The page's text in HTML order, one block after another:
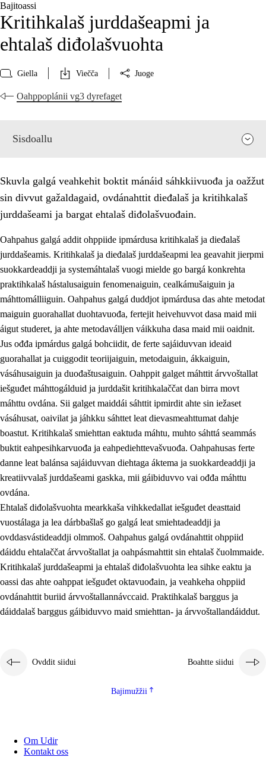
Bajitoassi
Kritihkalaš jurddašeapmi ja
ehtalaš diđolašvuohta
Giella Viečča Juoge
Oahppoplánii vg3 dyrefaget
Sisdoallu
1. Oahpahusa árvovuođđu
1.1 Olmmošárvu
1.2 Identitehta ja kultuvrralaš girjáivuohta
1.3 Kritihkalaš jurddašeapmi ja ehtalaš diđolašvuohta
1.4 Hutkanillu, beroštupmi ja suokkardanhuovva
1.5 Luondduákten ja birasdiđolašvuohta
1.6 Demokratiija ja mielváikkuheapmi
Skuvla galgá veahkehit boktit mánáid sáhkkiivuođa ja oažžut
sin divvut gažaldagaid, ovdánahttit dieđalaš ja kritihkalaš
jurddašeami ja bargat ehtalaš diđolašvuođain.
Oahpahus galgá addit ohppiide ipmárdusa kritihkalaš ja dieđalaš
jurddašeamis. Kritihkalaš ja dieđalaš jurddašeapmi lea geavahit jierpmi
suokkardeaddji ja systemáhtalaš vuogi mielde go bargá konkrehta
praktihkalaš hástalusaiguin fenomenaiguin, cealkámušaiguin ja
máhttomálliiguin. Oahpahus galgá duddjot ipmárdusa das ahte metodat
maiguin guorahallat duohtavuođa, fertejit heivehuvvot dasa maid mii
áigut studeret, ja ahte metodaválljen váikkuha dasa maid mii oaidnit.
Jus ođđa ipmárdus galgá bohciidit, de ferte sajáiduvvan ideaid
guorahallat ja cuiggodit teoriijaiguin, metodaiguin, ákkaiguin,
vásáhusaiguin ja duođaštusaiguin. Oahppit galget máhttit árvvoštallat
iešguđet máhttogálduid ja jurddašit kritihkalaččat dan birra movt
máhttu ovdána. Sii galget maiddái sáhttit ipmirdit ahte sin iežaset
vásáhusat, oaivilat ja jáhkku sáhttet leat dievasmeahttumat dahje
boastut. Kritihkalaš smiehttan eaktuda máhtu, muhto sáhttá seammás
buktit eahpesihkarvuođa ja eahpediehttevašvuođa. Oahpahusas ferte
danne leat balánsa sajáiduvvan diehtaga áktema ja suokkardeaddji ja
kreatiivvalaš jurddašeami gaskka, mii gáibiduvvo vai ođđa máhttu
ovdána.
Ehtalaš diđolašvuohta mearkkaša vihkkedallat iešguđet deasttaid
vuostálaga ja lea dárbbašlaš go galgá leat smiehtadeaddji ja
ovddasvástideaddji olmmoš. Oahpahus galgá ovdánahttit ohppiid
dáiddu ehtalaččat árvvoštallat ja oahpásmahttit sin ehtalaš čuolmmaide.
Kritihkalaš jurddašeapmi ja ehtalaš diđolašvuohta lea sihke eaktu ja
oassi das ahte oahppat iešguđet oktavuođain, ja veahkeha ohppiid
ovdánahttit buriid árvvoštallannávccaid. Praktihkalaš barggus ja
dáiddalaš barggus gáibiduvvo maid smiehttan- ja árvvoštallandáiddut.
Ovddit siidui Boahtte siidui
Bajimužžii
Om Udir
Kontakt oss